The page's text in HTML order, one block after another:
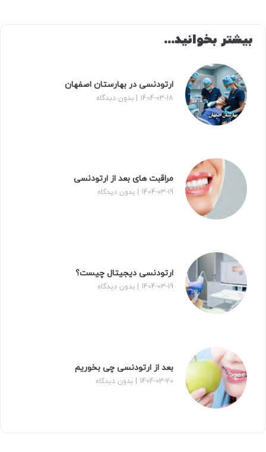
بیشتر بخوانید...
ارتودنسی در بهارستان اصفهان
1404-03-18 بدون دیدگاه
مراقبت‌ های بعد از ارتودنسی
1404-03-19 بدون دیدگاه
ارتودنسی دیجیتال چیست؟
1404-03-19 بدون دیدگاه
بعد از ارتودنسی چی بخوریم
1404-03-20 بدون دیدگاه